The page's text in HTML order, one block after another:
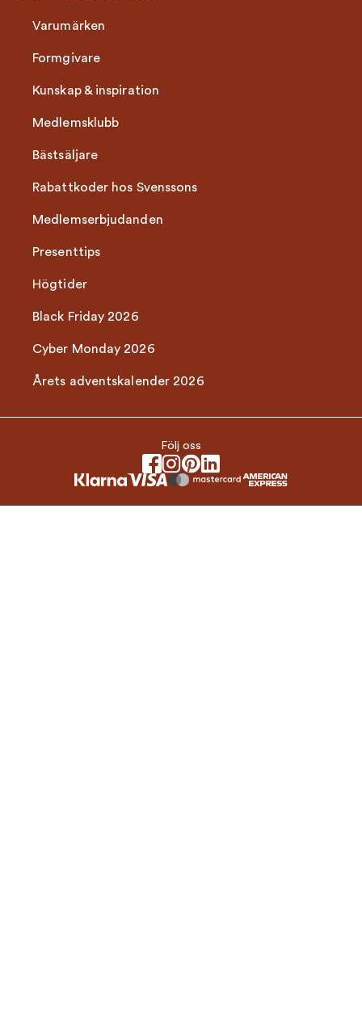
Varumärken
Formgivare
Kunskap & inspiration
Medlemsklubb
Bästsäljare
Rabattkoder hos Svenssons
Medlemserbjudanden
Presenttips
Högtider
Black Friday 2026
Cyber Monday 2026
Årets adventskalender 2026
Följ oss